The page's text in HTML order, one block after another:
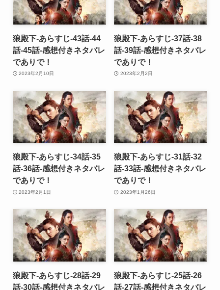
狼殿下-あらすじ-43話-44
話-45話-感想付きネタバレ
でありで！
2023年2月10日
狼殿下-あらすじ-37話-38
話-39話-感想付きネタバレ
でありで！
2023年2月2日
狼殿下-あらすじ-34話-35
話-36話-感想付きネタバレ
でありで！
2023年2月1日
狼殿下-あらすじ-31話-32
話-33話-感想付きネタバレ
でありで！
2023年1月26日
狼殿下-あらすじ-28話-29
話-30話-感想付きネタバレ
狼殿下-あらすじ-25話-26
話-27話-感想付きネタバレ